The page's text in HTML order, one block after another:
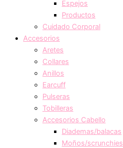
Espejos
Productos
Cuidado Corporal
Accesorios
Aretes
Collares
Anillos
Earcuff
Pulseras
Tobilleras
Accesorios Cabello
Diademas/balacas
Moños/scrunchies